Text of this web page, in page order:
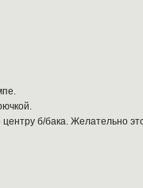
б/бака. Желательно